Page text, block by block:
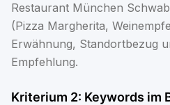
Restaurant München
(Pizza Margherita,
Erwähnung, Standortbezug
Empfehlung.
Kriterium 2: Keywords im